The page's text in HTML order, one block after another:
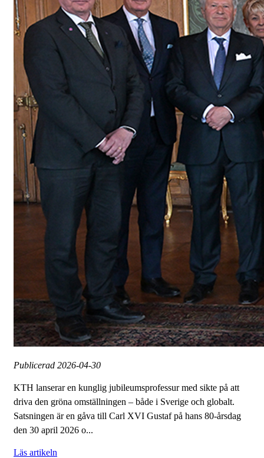
Publicerad 2026-04-30
KTH lanserar en kunglig jubileumsprofessur med sikte på att
driva den gröna omställningen – både i Sverige och globalt.
Satsningen är en gåva till Carl XVI Gustaf på hans 80-årsdag
den 30 april 2026 o...
Läs artikeln